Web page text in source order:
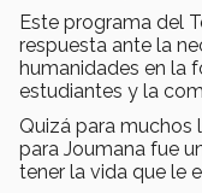
Este programa del
respuesta ante la
humanidades en la
estudiantes y la
Quizá para muchos
para Joumana fue
tener la vida que le